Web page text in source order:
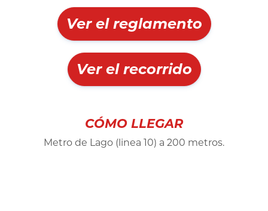
Ver el reglamento
Ver el recorrido
CÓMO LLEGAR
Metro de Lago (linea 10) a 200 metros.